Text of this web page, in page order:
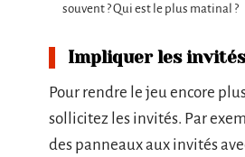
souvent ? Qui est le plus matinal ?
Impliquer les invités
Pour rendre le jeu encore
sollicitez les invités. Par
des panneaux aux invités